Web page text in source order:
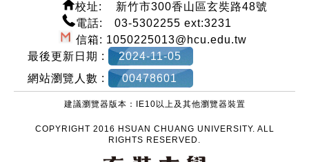
校址: 新竹市300香山區玄奘路48號
電話: 03-5302255 ext:3231
信箱: 1050225013@hcu.edu.tw
最後更新日期 :
2024-11-05
網站瀏覽人數 :
00478601
建議瀏覽器版本：IE10以上及其他瀏覽器裝置
COPYRIGHT 2016 HSUAN CHUANG UNIVERSITY. ALL
RIGHTS RESERVED.